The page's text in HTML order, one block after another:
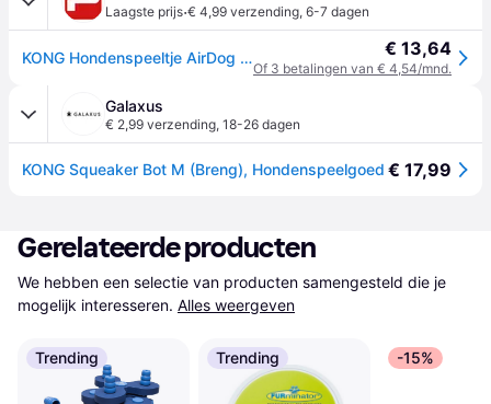
Laagste prijs·€ 4,99 verzending, 6-7 dagen
KONG Hondenspeeltje AirDog Squeaker Bone 11cm € 13,64
Of 3 betalingen van € 4,54/mnd.
Galaxus
€ 2,99 verzending, 18-26 dagen
KONG Squeaker Bot M (Breng), Hondenspeelgoed € 17,99
Gerelateerde producten
We hebben een selectie van producten samengesteld die je
mogelijk interesseren. Alles weergeven
Trending Trending -15%